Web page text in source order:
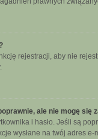
rejestracji, aby nie
ale nie mogę się
i hasło. Jeśli są
wysłane na twój adres